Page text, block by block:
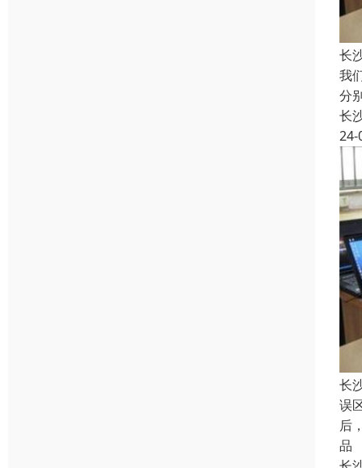
长
我
分
长
24-
长
误
后
品